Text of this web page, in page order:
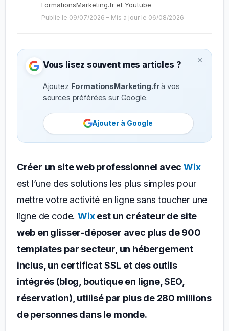
FormationsMarketing.fr et Youtube
Publie le 09/07/2026 – Mis a jour le 06/08/2026
×
Vous lisez souvent mes articles ?
Ajoutez FormationsMarketing.frà vos
sources préférées sur Google.
Ajouter à Google
Créer un site web professionnel avecWix
est l’une des solutions les plus simples pour
mettre votre activité en ligne sans toucher une
ligne de code.Wixest un créateur de site
web en glisser-déposer avec plus de 900
templates par secteur, un hébergement
inclus, un certificat SSL et des outils
intégrés (blog, boutique en ligne, SEO,
réservation), utilisé par plus de 280 millions
de personnes dans le monde.